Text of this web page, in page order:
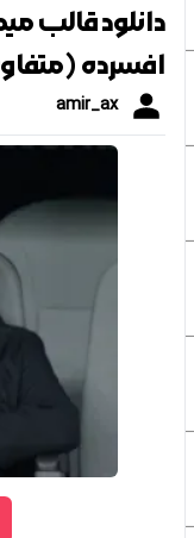
دانلود قالب
افسرده
amir_ax